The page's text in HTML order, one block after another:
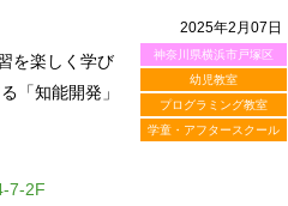
2025年2月07日
神奈川県横浜市戸塚区
幼児教室
プログラミング教室
学童・アフタースクール
を楽しく学び
「知能開発」
7-2F